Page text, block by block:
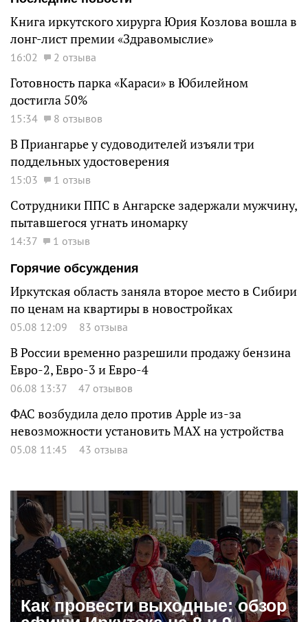
Книга иркутского хирурга Юрия Козлова вошла в
лонг-лист премии «Здравомыслие»
16:02 2 отзыва
Готовность парка «Караси» в Юбилейном
достигла 50%
15:34 8 отзывов
В Приангарье у судоводителей изъяли три
поддельных удостоверения
15:03 1 отзыв
Сотрудники ППС в Ангарске задержали мужчину,
пытавшегося угнать иномарку
14:37
1 отзыв
Горячие обсуждения
Иркутская область заняла второе место в Сибири
по ценам на квартиры в новостройках
05.08 12:09 83 отзыва
В России временно разрешили продажу бензина
Евро-2, Евро-3 и Евро-4
06.08 13:37 47 отзывов
ФАС возбудила дело против Apple из-за
невозможности установить MAX на устройства
05.08 11:45 43 отзыва
Как провести выходные: обзор